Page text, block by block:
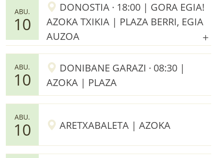
ABU.
10
DONOSTIA · 18:00 | GORA EGIA!
AZOKA TXIKIA | PLAZA BERRI, EGIA
AUZOA
ABU.
10
DONIBANE GARAZI · 08:30 |
AZOKA | PLAZA
ABU.
10 ARETXABALETA | AZOKA